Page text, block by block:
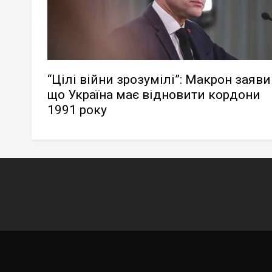
“Цілі війни зрозумілі”: Макрон
що Україна має відновити кордони
1991 року